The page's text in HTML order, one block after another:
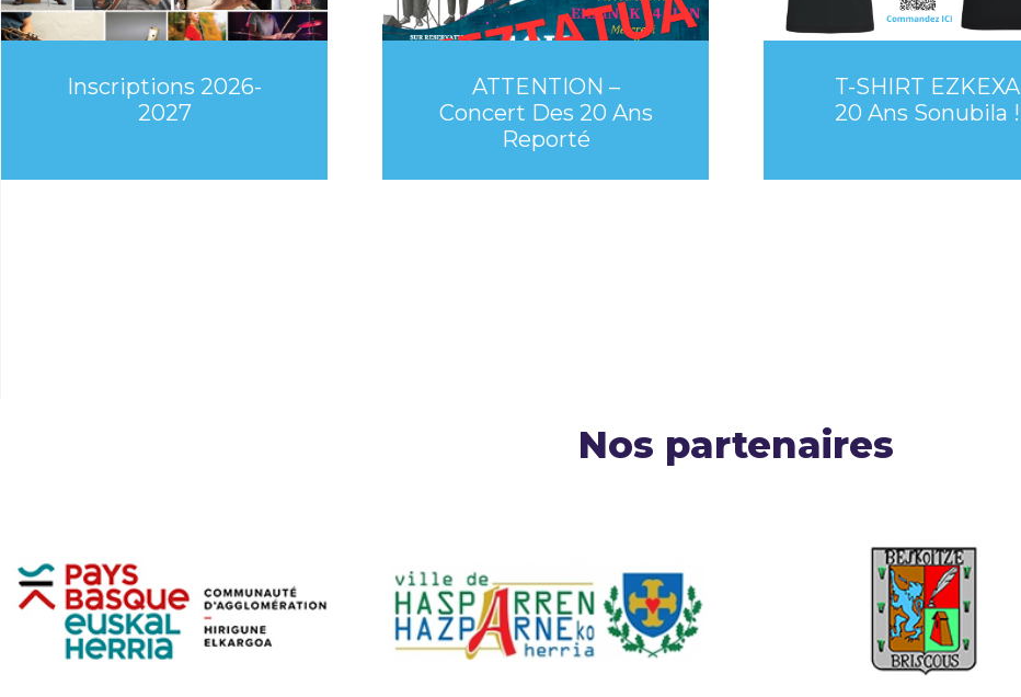
Inscriptions 2026-
2027
ATTENTION –
Concert Des 20 Ans
Reporté
T-SHIRT EZKEXA
20 Ans Sonubila !
Nos partenaires